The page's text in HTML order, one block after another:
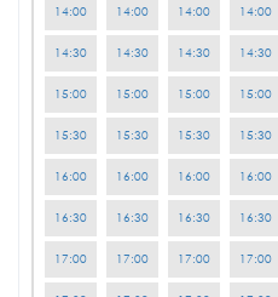
14:00
14:30
15:00
15:30
16:00
16:30
17:00
14:00
14:30
15:00
15:30
16:00
16:30
17:00
14:00
14:30
15:00
15:30
16:00
16:30
17:00
14:00
14:30
15:00
15:30
16:00
16:30
17:00